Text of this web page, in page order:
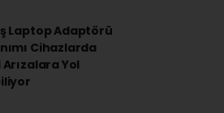
Laptop Adaptörü
Cihazlarda
Yol